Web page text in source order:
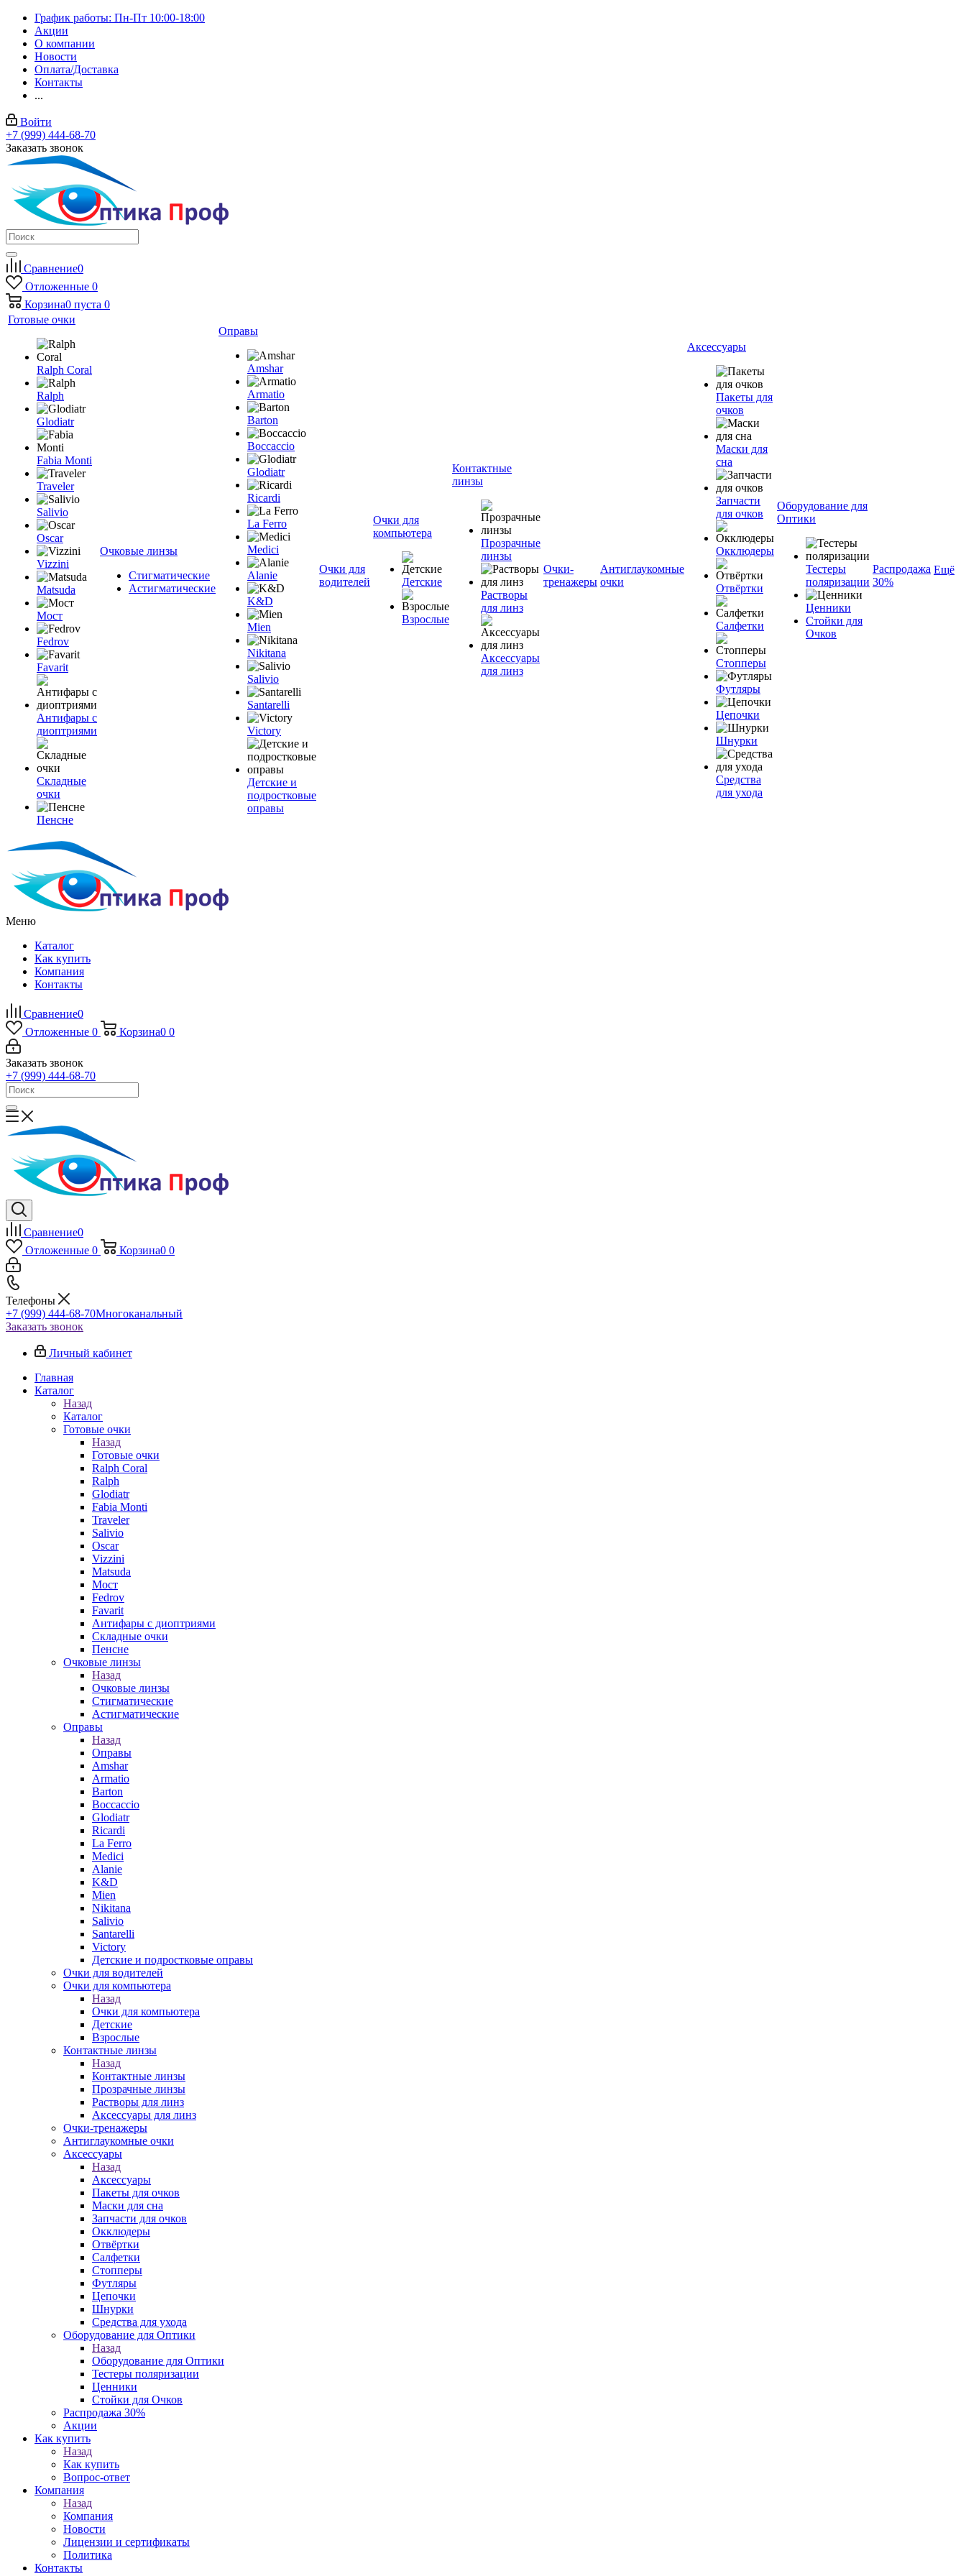
График работы: Пн-Пт 10:00-18:00
Акции
О компании
Новости
Оплата/Доставка
Контакты
...
Войти
+7 (999) 444-68-70
Заказать звонок
Сравнение0
Отложенные 0
Корзина0 пуста 0
Готовые очки
Ralph Coral
Ralph
Glodiatr
Fabia Monti
Traveler
Salivio
Oscar
Vizzini
Matsuda
Мост
Fedrov
Favarit
Антифары с
диоптриями
Складные
очки
Пенсне
Очковые линзы
Стигматические
Астигматические
Оправы
Amshar
Armatio
Barton
Boccaccio
Glodiatr
Ricardi
La Ferro
Medici
Alanie
K&D
Mien
Nikitana
Salivio
Santarelli
Victory
Детские и
подростковые
оправы
Очки для
водителей
Очки для
компьютера
Детские
Взрослые
Контактные
линзы
Прозрачные
линзы
Растворы
для линз
Аксессуары
для линз
Очки-
тренажеры
Антиглаукомные
очки
Аксессуары
Пакеты для
очков
Маски для
сна
Запчасти
для очков
Окклюдеры
Отвёртки
Салфетки
Стопперы
Футляры
Цепочки
Шнурки
Средства
для ухода
Оборудование для
Оптики
Тестеры
поляризации
Ценники
Стойки для
Очков
Распродажа
30%
Ещё
Меню
Каталог
Как купить
Компания
Контакты
Сравнение0
Отложенные 0 Корзина0 0
Заказать звонок
+7 (999) 444-68-70
Сравнение0
Отложенные 0 Корзина0 0
Телефоны
+7 (999) 444-68-70Многоканальный
Заказать звонок
Личный кабинет
Главная
Каталог
Назад
Каталог
Готовые очки
Назад
Готовые очки
Ralph Coral
Ralph
Glodiatr
Fabia Monti
Traveler
Salivio
Oscar
Vizzini
Matsuda
Мост
Fedrov
Favarit
Антифары с диоптриями
Складные очки
Пенсне
Очковые линзы
Назад
Очковые линзы
Стигматические
Астигматические
Оправы
Назад
Оправы
Amshar
Armatio
Barton
Boccaccio
Glodiatr
Ricardi
La Ferro
Medici
Alanie
K&D
Mien
Nikitana
Salivio
Santarelli
Victory
Детские и подростковые оправы
Очки для водителей
Очки для компьютера
Назад
Очки для компьютера
Детские
Взрослые
Контактные линзы
Назад
Контактные линзы
Прозрачные линзы
Растворы для линз
Аксессуары для линз
Очки-тренажеры
Антиглаукомные очки
Аксессуары
Назад
Аксессуары
Пакеты для очков
Маски для сна
Запчасти для очков
Окклюдеры
Отвёртки
Салфетки
Стопперы
Футляры
Цепочки
Шнурки
Средства для ухода
Оборудование для Оптики
Назад
Оборудование для Оптики
Тестеры поляризации
Ценники
Стойки для Очков
Распродажа 30%
Акции
Как купить
Назад
Как купить
Вопрос-ответ
Компания
Назад
Компания
Новости
Лицензии и сертификаты
Политика
Контакты